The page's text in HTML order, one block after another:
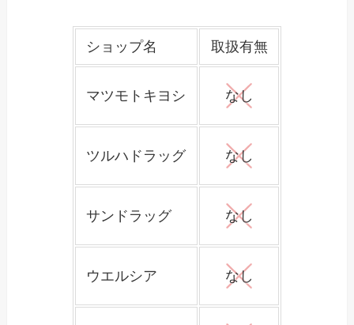
ショップ名 取扱有無
マツモトキヨシ なし
ツルハドラッグ なし
サンドラッグ なし
ウエルシア なし